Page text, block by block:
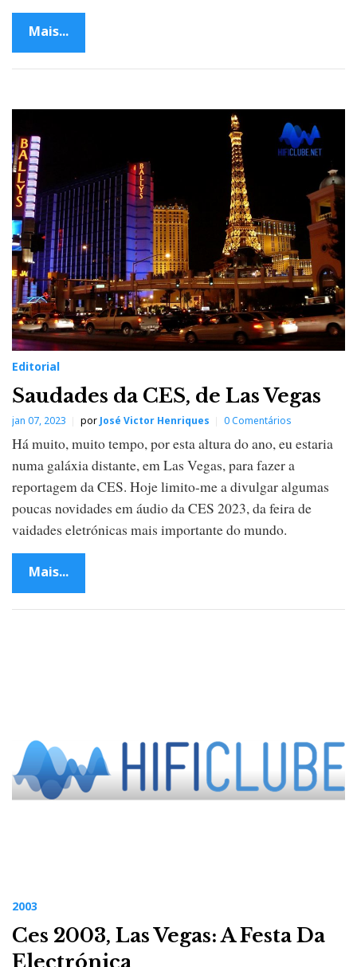
Mais...
Editorial
Saudades da CES, de Las Vegas
jan 07, 2023 por José Victor Henriques 0 Comentários
Há muito, muito tempo, por esta altura do ano, eu estaria
numa galáxia distante, em Las Vegas, para fazer a
reportagem da CES. Hoje limito-me a divulgar algumas
poucas novidades em áudio da CES 2023, da feira de
vaidades eletrónicas mais importante do mundo.
Mais...
2003
Ces 2003, Las Vegas: A Festa Da
Electrónica